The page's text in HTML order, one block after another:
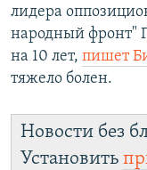
лидера
народный фронт"
на 10 лет, пишет
тяжело болен.
Новости без
Установить